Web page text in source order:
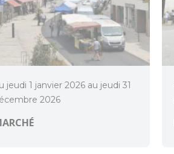
jeudi 1 janvier 2026 au jeudi 31
2026